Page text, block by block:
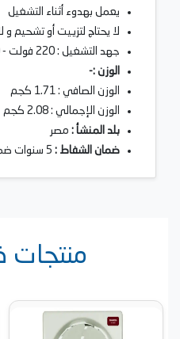
يعمل بهدوء أثناء التشغيل
لا يحتاج لتزييت أو تشحيم و
جهد التشغيل : 220 فولت - 50 هرتز / الثانية
الوزن :-
الوزن الصافي : 1.71 كجم
الوزن الإجمالي : 2.08 كجم
بلد المنشأ : مصر
ضمان الشفاط :
منتجات